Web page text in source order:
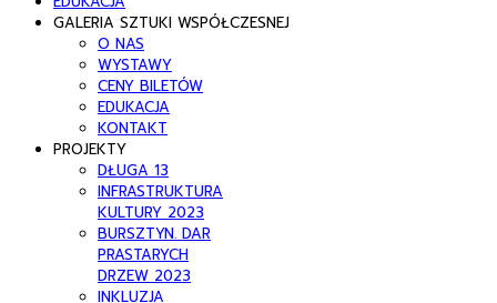
GALERIA SZTUKI WSPÓŁCZESNEJ
O NAS
WYSTAWY
CENY BILETÓW
EDUKACJA
KONTAKT
PROJEKTY
DŁUGA 13
INFRASTRUKTURA
KULTURY 2023
BURSZTYN. DAR
PRASTARYCH
DRZEW 2023
INKLUZJA